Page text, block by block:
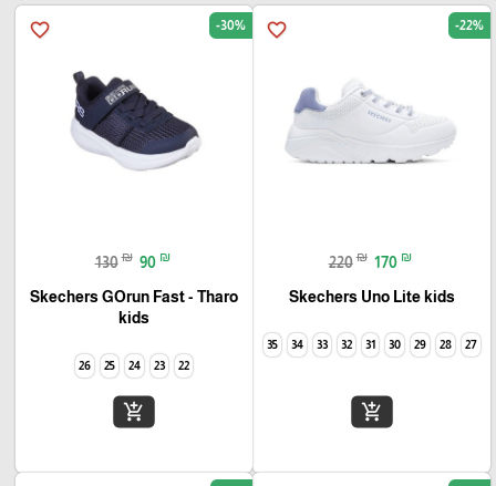
favorite_border -22%
220 ₪ 170 ₪
Skechers Uno Lite kids
27
28
29
30
31
32
33
34
35
add_shopping_cart
favorite_border -30%
130 ₪ 90 ₪
Skechers GOrun Fast - Tharo
kids
22
23
24
25
26
add_shopping_cart